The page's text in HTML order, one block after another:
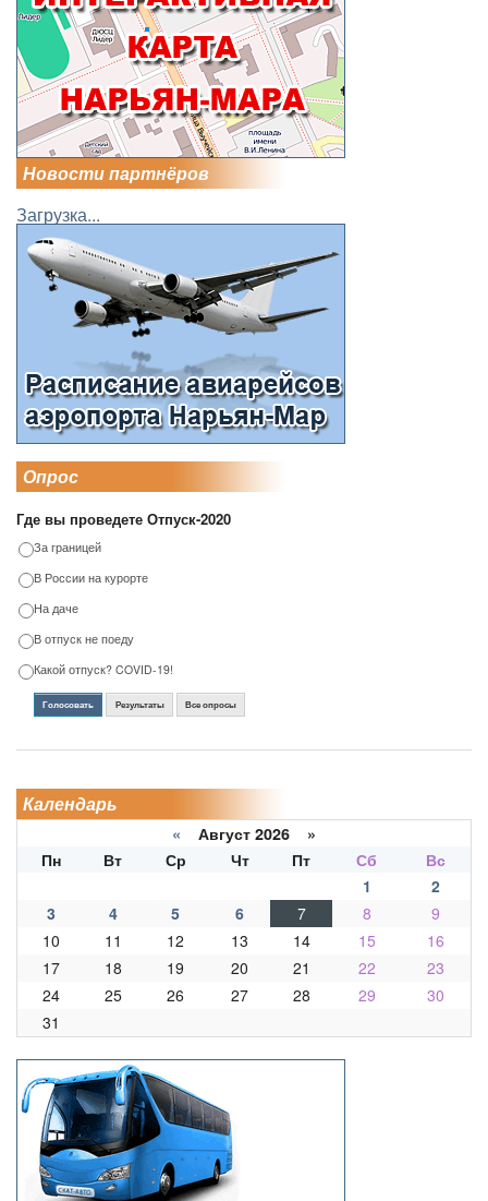
Новости партнёров
Загрузка...
Опрос
Где вы проведете Отпуск-2020
За границей
В России на курорте
На даче
В отпуск не поеду
Какой отпуск? COVID-19!
Голосовать Результаты Все опросы
Календарь
« Август 2026 »
Пн
Вт Ср Чт Пт Сб
Вс
1
2
3
4 5 6 7 8
9
10
11 12 13 14 15
16
17
18 19 20 21 22
23
24
25 26 27 28 29
30
31